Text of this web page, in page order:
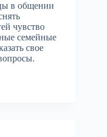
в общении
чувство
семейные
свое